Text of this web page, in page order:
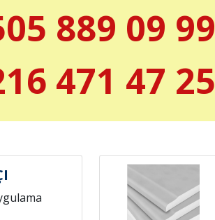
889 09 99
471 47 25